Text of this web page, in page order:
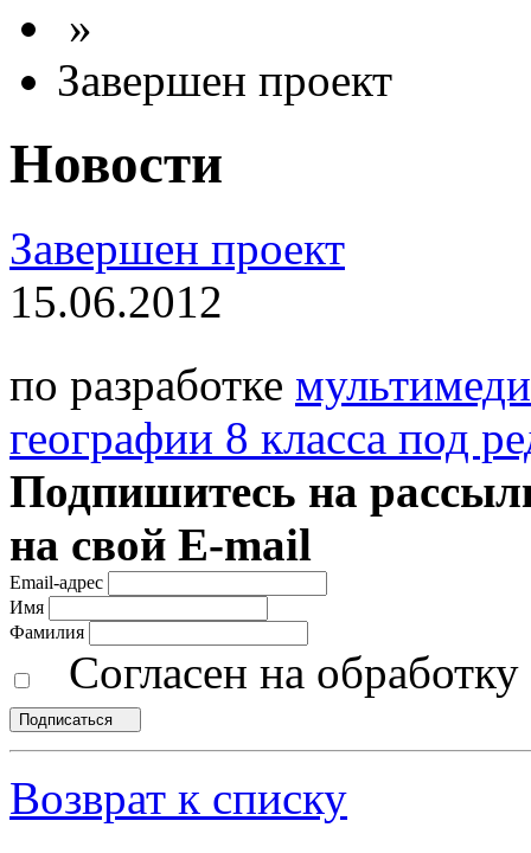
»
Завершен проект
Новости
Завершен проект
15.06.2012
по разработке
географии 8 класса под
Подпишитесь на
на свой E-mail
Email-адрес
Имя
Фамилия
Согласен на
Подписаться
Возврат к списку